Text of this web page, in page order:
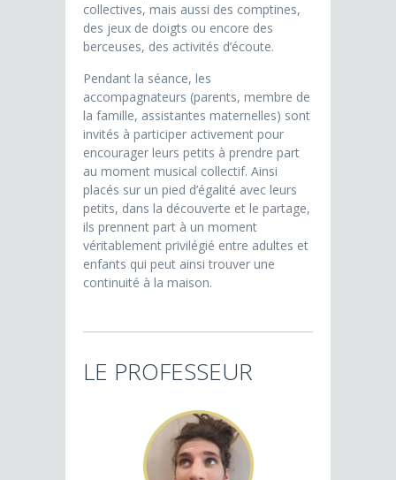
collectives, mais aussi des comptines,
des jeux de doigts ou encore des
berceuses, des activités d’écoute.
Pendant la séance, les
accompagnateurs (parents, membre de
la famille, assistantes maternelles) sont
invités à participer activement pour
encourager leurs petits à prendre part
au moment musical collectif. Ainsi
placés sur un pied d’égalité avec leurs
petits, dans la découverte et le partage,
ils prennent part à un moment
véritablement privilégié entre adultes et
enfants qui peut ainsi trouver une
continuité à la maison.
LE PROFESSEUR